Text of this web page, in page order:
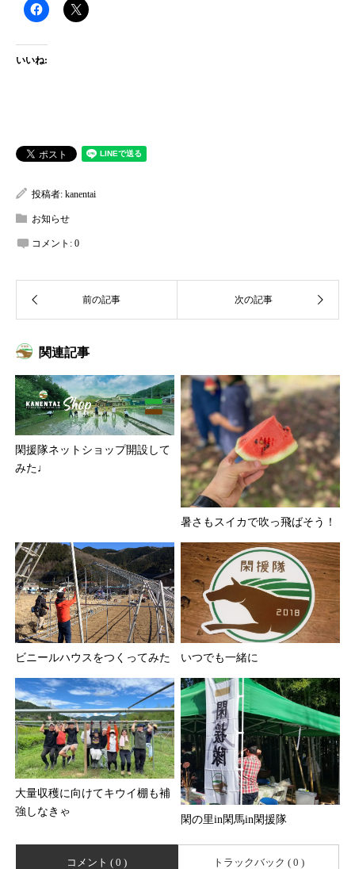
いいね:
投稿者: kanentai
お知らせ
コメント: 0
関連記事
閑援隊ネットショップ開設して
みた♩
暑さもスイカで吹っ飛ばそう！
ビニールハウスをつくってみた いつでも一緒に
大量収穫に向けてキウイ棚も補
強しなきゃ
閑の里in閑馬in閑援隊
コメント ( 0 ) トラックバック ( 0 )